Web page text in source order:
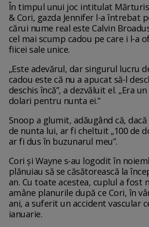
În timpul unui joc intitulat
& Cori, gazda Jennifer l-a întrebat
cărui nume real este Calvin
cel mai scump cadou pe care i l-a
fiicei sale unice.
„Este adevărul, dar singurul lucru
cadou este că nu a apucat să-l
deschis încă”, a dezvăluit el. „Era
dolari pentru nunta ei.”
Snoop a glumit, adăugând că,
de nunta lui, ar fi cheltuit „100 de
ar fi dus în buzunarul meu”.
Cori și Wayne s-au logodit în
plănuiau să se căsătorească la
an. Cu toate acestea, cuplul a fost
amâne planurile după ce Cori, în
ani, a suferit un accident vascular
ianuarie.